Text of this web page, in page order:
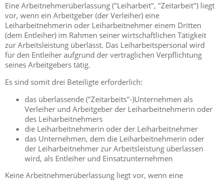
Eine Arbeitnehmerüberlassung ("Leiharbeit", "Zeitarbeit") liegt
vor, wenn ein Arbeitgeber (der Verleiher) eine
Leiharbeitnehmerin oder Leiharbeitnehmer einem Dritten
(dem Entleiher) im Rahmen seiner wirtschaftlichen Tätigkeit
zur Arbeitsleistung überlässt. Das Leiharbeitspersonal wird
für den Entleiher aufgrund der vertraglichen Verpflichtung
seines Arbeitgebers tätig.
Es sind somit drei Beteiligte erforderlich:
das überlassende ("Zeitarbeits"-)Unternehmen als
Verleiher und Arbeitgeber der Leiharbeitnehmerin oder
des Leiharbeitnehmers
die Leiharbeitnehmerin oder der Leiharbeitnehmer
das Unternehmen, dem die Leiharbeitnehmerin oder
der Leiharbeitnehmer zur Arbeitsleistung überlassen
wird, als Entleiher und Einsatzunternehmen
Keine Arbeitnehmerüberlassung liegt vor, wenn eine